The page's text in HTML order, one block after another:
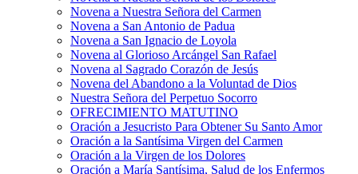
Novena a Nuestra Señora del Carmen
Novena a San Antonio de Padua
Novena a San Ignacio de Loyola
Novena al Glorioso Arcángel San Rafael
Novena al Sagrado Corazón de Jesús
Novena del Abandono a la Voluntad de Dios
Nuestra Señora del Perpetuo Socorro
OFRECIMIENTO MATUTINO
Oración a Jesucristo Para Obtener Su Santo Amor
Oración a la Santísima Virgen del Carmen
Oración a la Virgen de los Dolores
Oración a María Santísima, Salud de los Enfermos